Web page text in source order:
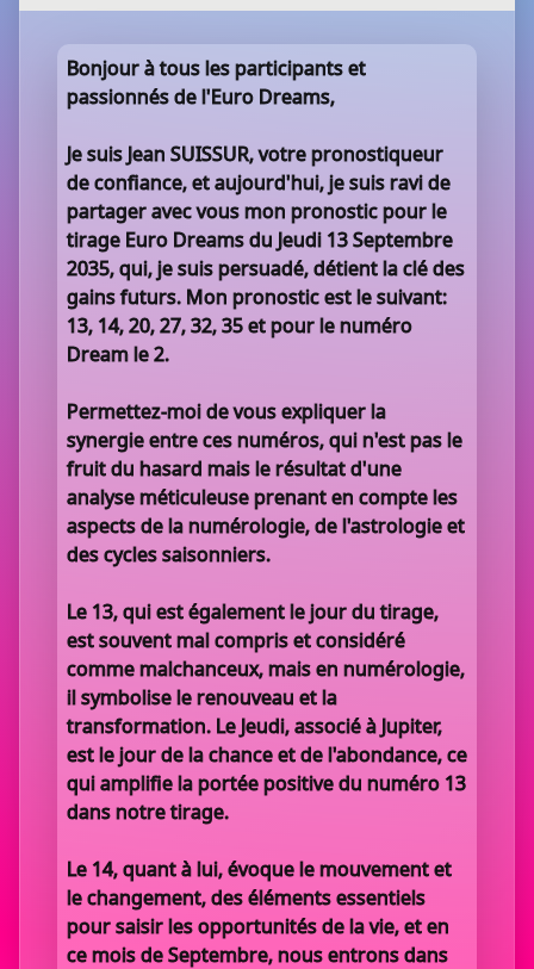
Bonjour à tous les participants et
passionnés de l'Euro Dreams,
Je suis Jean SUISSUR, votre pronostiqueur
de confiance, et aujourd'hui, je suis ravi de
partager avec vous mon pronostic pour le
tirage Euro Dreams du Jeudi 13 Septembre
2035, qui, je suis persuadé, détient la clé des
gains futurs. Mon pronostic est le suivant:
13, 14, 20, 27, 32, 35 et pour le numéro
Dream le 2.
Permettez-moi de vous expliquer la
synergie entre ces numéros, qui n'est pas le
fruit du hasard mais le résultat d'une
analyse méticuleuse prenant en compte les
aspects de la numérologie, de l'astrologie et
des cycles saisonniers.
Le 13, qui est également le jour du tirage,
est souvent mal compris et considéré
comme malchanceux, mais en numérologie,
il symbolise le renouveau et la
transformation. Le Jeudi, associé à Jupiter,
est le jour de la chance et de l'abondance, ce
qui amplifie la portée positive du numéro 13
dans notre tirage.
Le 14, quant à lui, évoque le mouvement et
le changement, des éléments essentiels
pour saisir les opportunités de la vie, et en
ce mois de Septembre, nous entrons dans